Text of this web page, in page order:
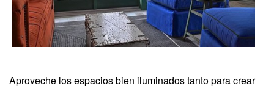
Aproveche los espacios bien iluminados tanto para crear